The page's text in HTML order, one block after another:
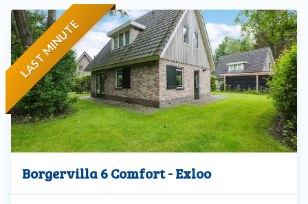
LAST MINUTE
Borgervilla 6 Comfort - Exloo